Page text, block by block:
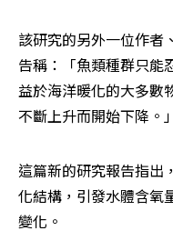
該研究的另外一位作
告稱：「魚類種群只能
益於海洋暖化的大多數
不斷上升而開始下降。」
這篇新的研究報告指出
化結構，引發水體含氧
變化。